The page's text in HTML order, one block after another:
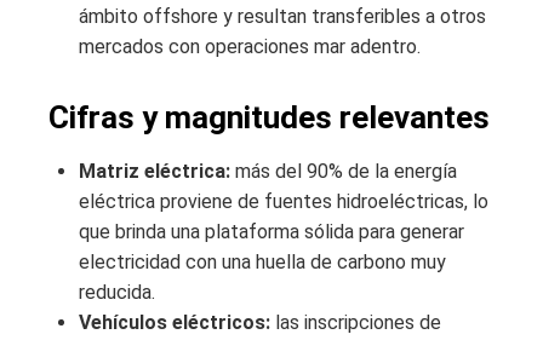
ámbito offshore y resultan transferibles a otros
mercados con operaciones mar adentro.
Cifras y magnitudes relevantes
Matriz eléctrica: más del 90% de la energía
eléctrica proviene de fuentes hidroeléctricas, lo
que brinda una plataforma sólida para generar
electricidad con una huella de carbono muy
reducida.
Vehículos eléctricos: las inscripciones de